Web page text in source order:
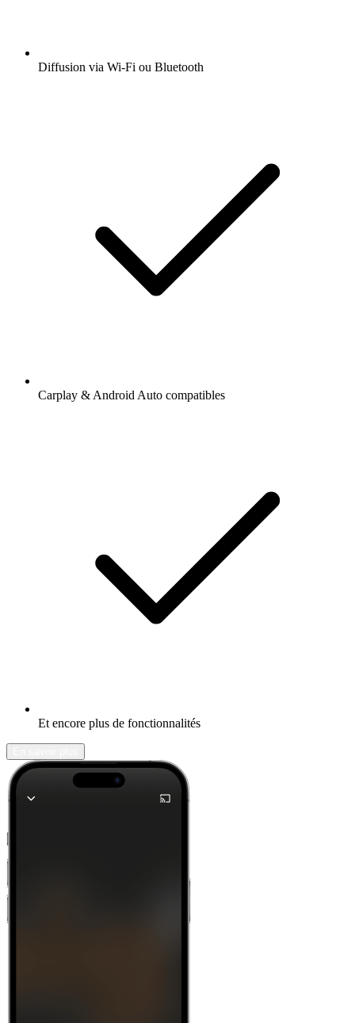
Diffusion via Wi-Fi ou Bluetooth
Carplay & Android Auto compatibles
Et encore plus de fonctionnalités